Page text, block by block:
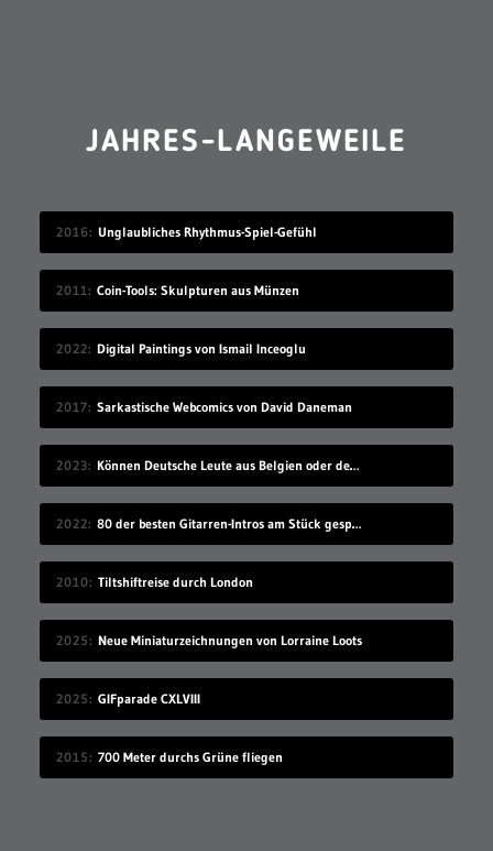
JAHRES-LANGEWEILE
2016 Unglaubliches Rhythmus-Spiel-Gefühl
2011 Coin-Tools: Skulpturen aus Münzen
2022 Digital Paintings von Ismail Inceoglu
2017 Sarkastische Webcomics von David Daneman
2023 Können Deutsche Leute aus Belgien oder den Niederlanden verstehen?
2022 80 der besten Gitarren-Intros am Stück gespielt
2010 Tiltshiftreise durch London
2025 Neue Miniaturzeichnungen von Lorraine Loots
2025 GIFparade CXLVIII
2015 700 Meter durchs Grüne fliegen